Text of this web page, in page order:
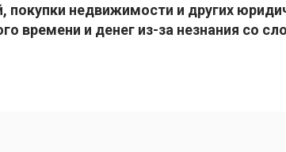
покупки недвижимости и других
времени и денег из-за незнания со